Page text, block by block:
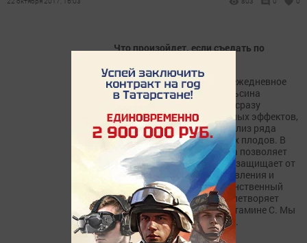
Что произойдет, если съедать по
Эксперты заключили, что ежедневное
употребление одного апельсина
способствует проявлению сразу
нескольких оздоровительных эффектов,
о чем свидетельствует анализ ряда
исследований свойств этих плодов. В
частности, такая привычка позволяет
улучшить состояние кожи, защищает от
скачков артериального давления и
нервных расстройств. Единственный
апельсин полностью удовлетворяет
дневную потребность в витамине C. Мы
привыкли ассоциировать...